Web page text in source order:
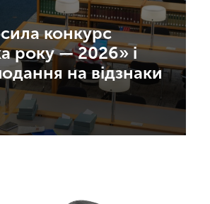
конкурс
року — 2026» і
на відзнаки